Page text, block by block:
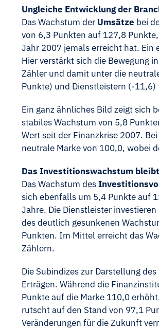
Ungleiche Entwicklung der
Das Wachstum der Umsätze bei
von 6,3 Punkten auf 127,8
Jahr 2007 jemals erreicht hat. Ein
Hier verstärkt sich die Bewegung
Zähler und damit unter die
Punkte) und Dienstleistern (-
Ein ganz ähnliches Bild zeigt sich
stabiles Wachstum von 5,8
Wert seit der Finanzkrise 2007.
neutrale Marke von 100,0, wobei
Das Investitionswachstum
Das Wachstum des
sich ebenfalls um 5,4 Punkte auf
Jahre. Die Dienstleister
des deutlich gesunkenen
Punkten. Im Mittel erreicht das
Zählern.
Die Subindizes zur Darstellung des
Erträgen. Während die
Punkte auf die Marke 110,0
rutscht auf den Stand von 97,1
Veränderungen für die Zukunft